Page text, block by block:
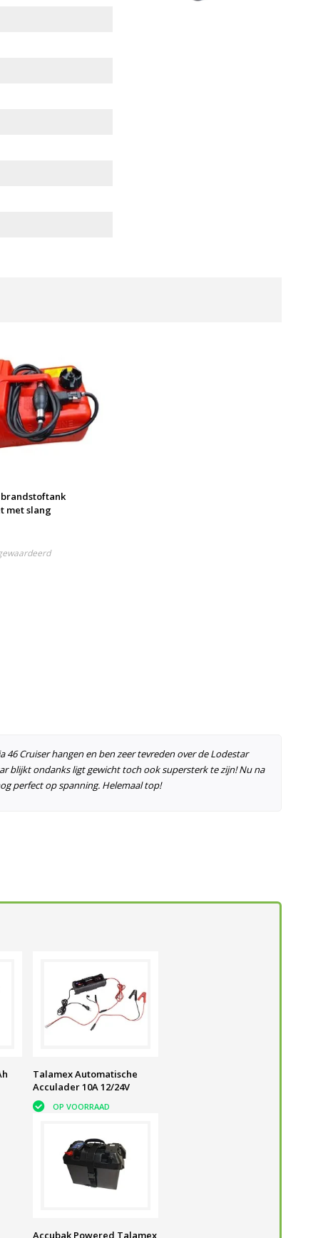
met slang
46 Cruiser hangen en ben zeer tevreden over de Lodestar
blijkt ondanks ligt gewicht toch ook supersterk te zijn! Nu na
perfect op spanning. Helemaal top!
Talamex Automatische
Acculader 10A 12/24V
OP VOORRAAD
Accubak Powered Talamex